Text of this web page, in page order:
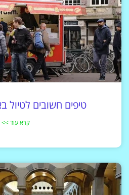
טיפים חשובים לטיול
קרא עוד >>